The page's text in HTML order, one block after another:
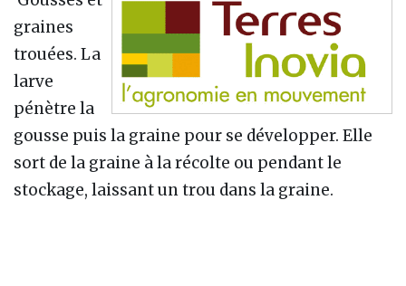
graines
trouées. La
larve
pénètre la
gousse puis la graine pour se développer. Elle
sort de la graine à la récolte ou pendant le
stockage, laissant un trou dans la graine.